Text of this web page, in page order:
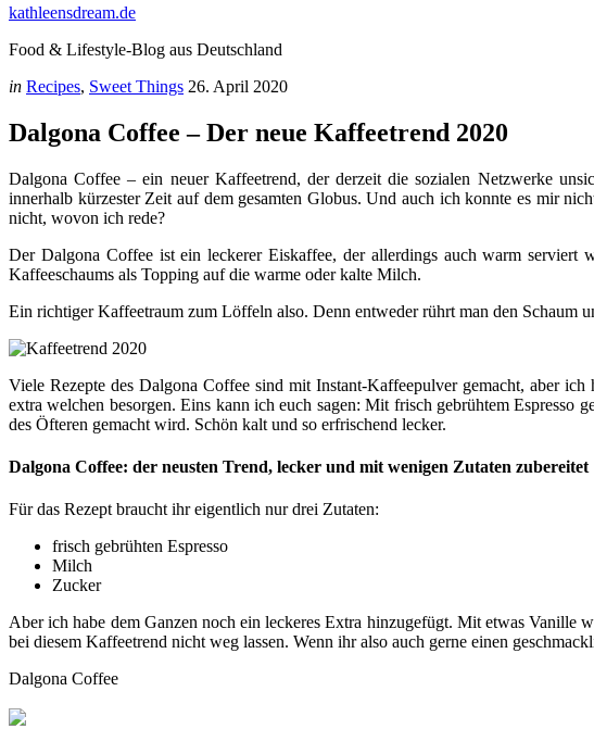
kathleensdream.de
Food & Lifestyle-Blog aus Deutschland
in Recipes, Sweet Things 26. April 2020
Dalgona Coffee – Der neue Kaffeetrend 2020
Dalgona Coffee – ein neuer Kaffeetrend, der derzeit die sozialen Netzwerke
innerhalb kürzester Zeit auf dem gesamten Globus. Und auch ich konnte es mir
nicht, wovon ich rede?
Der Dalgona Coffee ist ein leckerer Eiskaffee, der allerdings auch warm
Kaffeeschaums als Topping auf die warme oder kalte Milch.
Ein richtiger Kaffeetraum zum Löffeln also. Denn entweder rührt man den Schaum
Viele Rezepte des Dalgona Coffee sind mit Instant-Kaffeepulver gemacht, aber
extra welchen besorgen. Eins kann ich euch sagen: Mit frisch gebrühtem Espresso
des Öfteren gemacht wird. Schön kalt und so erfrischend lecker.
Dalgona Coffee: der neusten Trend, lecker und mit wenigen Zutaten zubereitet
Für das Rezept braucht ihr eigentlich nur drei Zutaten:
frisch gebrühten Espresso
Milch
Zucker
Aber ich habe dem Ganzen noch ein leckeres Extra hinzugefügt. Mit etwas
bei diesem Kaffeetrend nicht weg lassen. Wenn ihr also auch gerne einen
Dalgona Coffee